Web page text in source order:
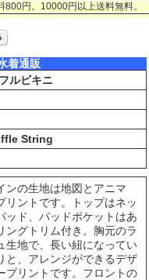
800円。10000円以上送料無料。
着通販
ルビキニ
String
ンの生地は地図とアニマ
リントです。トップはネッ
ッド、パッドポケットはあ
ングトリム付き。胸元のラ
生地で、長い紐になってい
と、アレンジができるデザ
プリントです。フロントの